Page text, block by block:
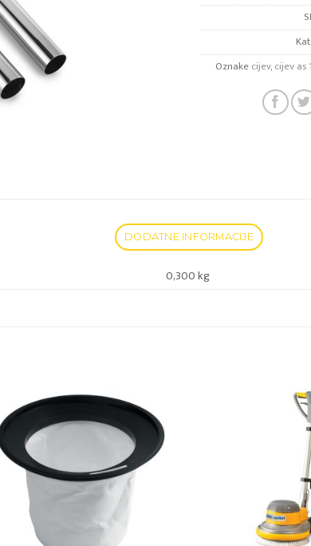
Oznakecijev,cijev as
DODATNE INFORMACIJE
0,300 kg
Add to
wishlist